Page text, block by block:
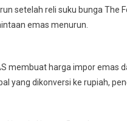
setelah reli suku bunga The
emas menurun.
membuat harga impor emas
yang dikonversi ke rupiah,